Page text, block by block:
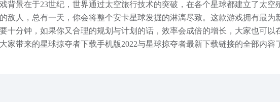
背景在于23世纪，世界通过太空旅行技术的突破，在各个星球都建立了太
敌人，总有一天，你会将整个安卡星球发掘的淋漓尽致。这款游戏拥有最
十分钟，如果你又合理的规划与计划的话，效率会成倍的增长，大家也可
家带来的星球掠夺者下载手机版2022与星球掠夺者最新下载链接的全部内